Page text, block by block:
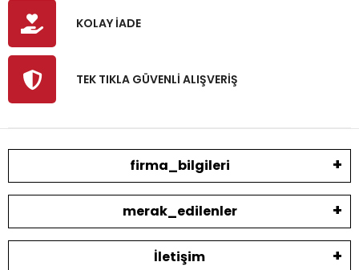
KOLAY İADE
TEK TIKLA GÜVENLİ ALIŞVERİŞ
firma_bilgileri
merak_edilenler
İletişim